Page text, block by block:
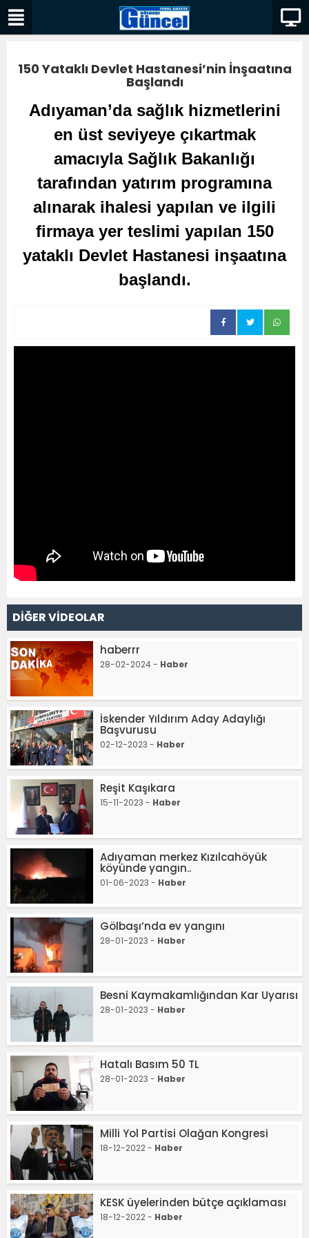
150 Yataklı Devlet Hastanesi’nin İnşaatına
Başlandı
Adıyaman’da sağlık hizmetlerini
en üst seviyeye çıkartmak
amacıyla Sağlık Bakanlığı
tarafından yatırım programına
alınarak ihalesi yapılan ve ilgili
firmaya yer teslimi yapılan 150
yataklı Devlet Hastanesi inşaatına
başlandı.
DİĞER VİDEOLAR
haberrr
28-02-2024 - Haber
İskender Yıldırım Aday Adaylığı
Başvurusu
02-12-2023 - Haber
Reşit Kaşıkara
15-11-2023 - Haber
Adıyaman merkez Kızılcahöyük
köyünde yangın..
01-06-2023 - Haber
Gölbaşı’nda ev yangını
28-01-2023 - Haber
Besni Kaymakamlığından Kar Uyarısı
28-01-2023 - Haber
Hatalı Basım 50 TL
28-01-2023 - Haber
Milli Yol Partisi Olağan Kongresi
18-12-2022 - Haber
KESK üyelerinden bütçe açıklaması
18-12-2022 - Haber